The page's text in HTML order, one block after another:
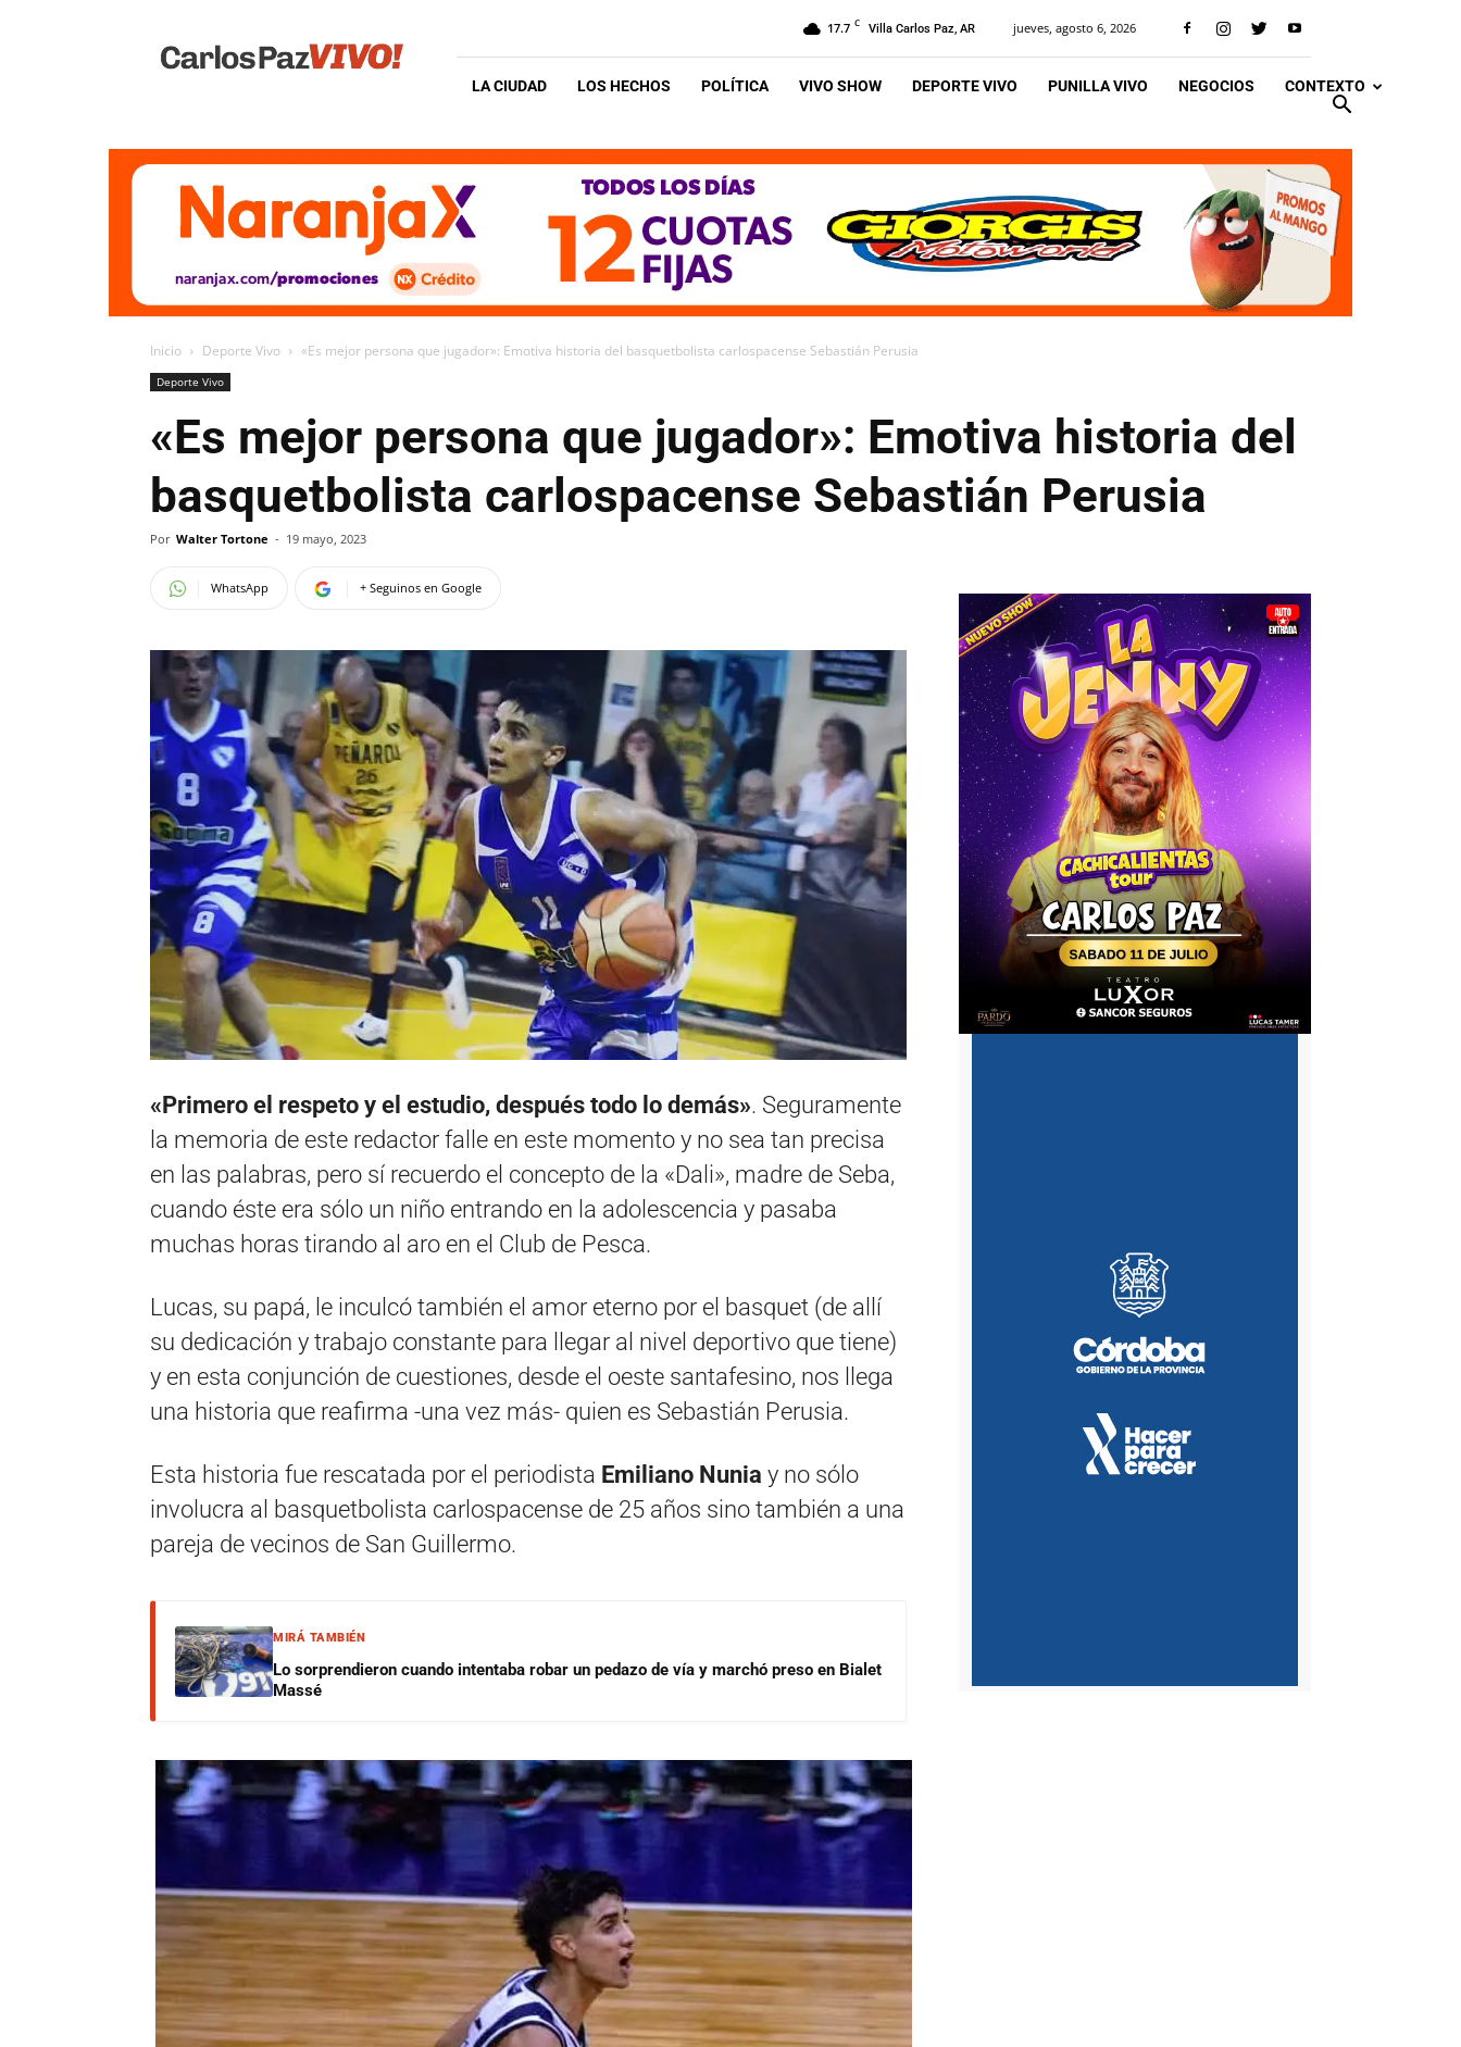
Vivo
17.7 C Villa Carlos Paz, AR jueves, agosto 6, 2026
LA CIUDAD LOS HECHOS POLÍTICA VIVO SHOW DEPORTE VIVO PUNILLA VIVO NEGOCIOS CONTEXTO
Inicio Deporte Vivo «Es mejor persona que jugador»: Emotiva historia del basquetbolista carlospacense Sebastián Perusia
Deporte Vivo
«Es mejor persona que jugador»: Emotiva historia del
basquetbolista carlospacense Sebastián Perusia
Por Walter Tortone - 19 mayo, 2023
WhatsApp + Seguinos en Google
«Primero el respeto y el estudio, después todo lo demás». Seguramente
la memoria de este redactor falle en este momento y no sea tan precisa
en las palabras, pero sí recuerdo el concepto de la «Dali», madre de Seba,
cuando éste era sólo un niño entrando en la adolescencia y pasaba
muchas horas tirando al aro en el Club de Pesca.
Lucas, su papá, le inculcó también el amor eterno por el basquet (de allí
su dedicación y trabajo constante para llegar al nivel deportivo que tiene)
y en esta conjunción de cuestiones, desde el oeste santafesino, nos llega
una historia que reafirma -una vez más- quien es Sebastián Perusia.
Esta historia fue rescatada por el periodista Emiliano Nunia y no sólo
involucra al basquetbolista carlospacense de 25 años sino también a una
pareja de vecinos de San Guillermo.
MIRÁ TAMBIÉN
Lo sorprendieron cuando intentaba robar un pedazo de vía y marchó preso en Bialet
Massé